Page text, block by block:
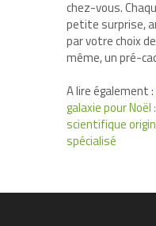
chez-vous.
petite surprise,
par votre choix
même, un pré-
A lire également :
galaxie pour
scientifique
spécialisé